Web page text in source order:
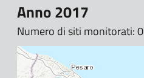
Anno 2017
Numero di siti monitorati: 0